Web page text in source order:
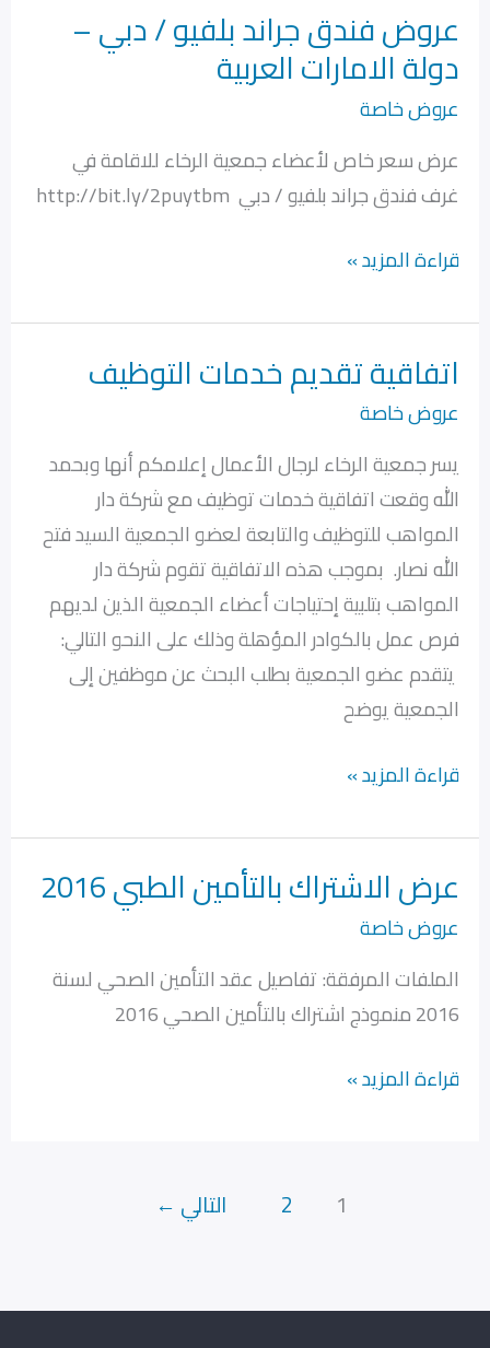
عروض فندق جراند بلفيو / دبي –
دولة الامارات العربية
عروض خاصة
عرض سعر خاص لأعضاء جمعية الرخاء للاقامة في
غرف فندق جراند بلفيو / دبي http://bit.ly/2puytbm
عروض
فندق
جراند
بلفيو
/
دبي
دولة
قراءة المزيد »
اتفاقية تقديم خدمات التوظيف
عروض خاصة
يسر جمعية الرخاء لرجال الأعمال إعلامكم أنها وبحمد
الله وقعت اتفاقية خدمات توظيف مع شركة دار
المواهب للتوظيف والتابعة لعضو الجمعية السيد فتح
الله نصار. بموجب هذه الاتفاقية تقوم شركة دار
المواهب بتلبية إحتياجات أعضاء الجمعية الذين لديهم
فرص عمل بالكوادر المؤهلة وذلك على النحو التالي:
يتقدم عضو الجمعية بطلب البحث عن موظفين إلى
الجمعية يوضح
اتفاقية
تقديم
التوظيف
قراءة المزيد »
عرض الاشتراك بالتأمين الطبي 2016
عروض خاصة
الملفات المرفقة: تفاصيل عقد التأمين الصحي لسنة
2016 منموذج اشتراك بالتأمين الصحي 2016
عرض
الاشتراك
الطبي
2016
قراءة المزيد »
1
2 التالي ←